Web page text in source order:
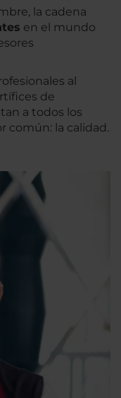
la cadena
en el mundo
al
de
a todos los
común: la calidad.